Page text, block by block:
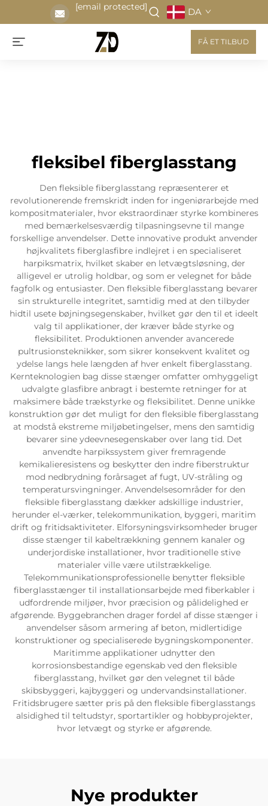
[email protected] DA
FÅ ET TILBUD
fleksibel fiberglasstang
Den fleksible fiberglasstang repræsenterer et
revolutionerende fremskridt inden for ingeniørarbejde med
kompositmaterialer, hvor ekstraordinær styrke kombineres
med bemærkelsesværdig tilpasningsevne til mange
forskellige anvendelser. Dette innovative produkt anvender
højkvalitets fiberglasfibre indlejret i en specialiseret
harpiksmatrix, hvilket skaber en letvægtsløsning, der
alligevel er utrolig holdbar, og som er velegnet for både
fagfolk og entusiaster. Den fleksible fiberglasstang bevarer
sin strukturelle integritet, samtidig med at den tilbyder
hidtil usete bøjningsegenskaber, hvilket gør den til et ideelt
valg til applikationer, der kræver både styrke og
fleksibilitet. Produktionen anvender avancerede
pultrusionsteknikker, som sikrer konsekvent kvalitet og
ydelse langs hele længden af hver enkelt fiberglasstang.
Kernteknologien bag disse stænger omfatter omhyggeligt
udvalgte glasfibre anbragt i bestemte retninger for at
maksimere både trækstyrke og fleksibilitet. Denne unikke
konstruktion gør det muligt for den fleksible fiberglasstang
at modstå ekstreme miljøbetingelser, mens den samtidig
bevarer sine ydeevnesegenskaber over lang tid. Det
anvendte harpikssystem giver fremragende
kemikalieresistens og beskytter den indre fiberstruktur
mod nedbrydning forårsaget af fugt, UV-stråling og
temperatursvingninger. Anvendelsesområder for den
fleksible fiberglasstang dækker adskillige industrier,
herunder el-værker, telekommunikation, byggeri, maritim
drift og fritidsaktiviteter. Elforsyningsvirksomheder bruger
disse stænger til kabeltrækkning gennem kanaler og
underjordiske installationer, hvor traditionelle stive
materialer ville være utilstrækkelige.
Telekommunikationsprofessionelle benytter fleksible
fiberglasstænger til installationsarbejde med fiberkabler i
udfordrende miljøer, hvor præcision og pålidelighed er
afgørende. Byggebranchen drager fordel af disse stænger i
anvendelser såsom armering af beton, midlertidige
konstruktioner og specialiserede bygningskomponenter.
Maritimme applikationer udnytter den
korrosionsbestandige egenskab ved den fleksible
fiberglasstang, hvilket gør den velegnet til både
skibsbyggeri, kajbyggeri og undervandsinstallationer.
Fritidsbrugere sætter pris på den fleksible fiberglasstangs
alsidighed til teltudstyr, sportartikler og hobbyprojekter,
hvor letvægt og styrke er afgørende.
Nye produkter